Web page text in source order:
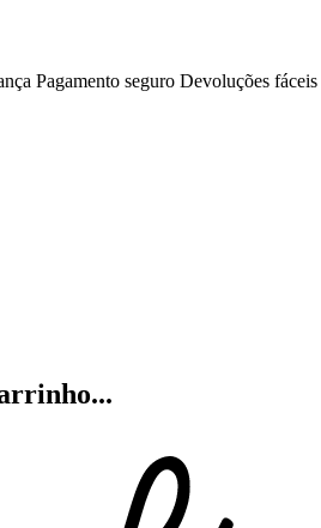
Pagamento seguro Devoluções fáceis